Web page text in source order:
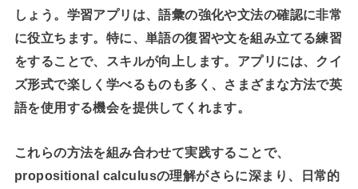
しょう。学習アプリは、語彙の強化や文法の確認に非常
に役立ちます。特に、単語の復習や文を組み立てる練習
をすることで、スキルが向上します。アプリには、クイ
ズ形式で楽しく学べるものも多く、さまざまな方法で英
語を使用する機会を提供してくれます。
これらの方法を組み合わせて実践することで、
propositional calculusの理解がさらに深まり、日常的